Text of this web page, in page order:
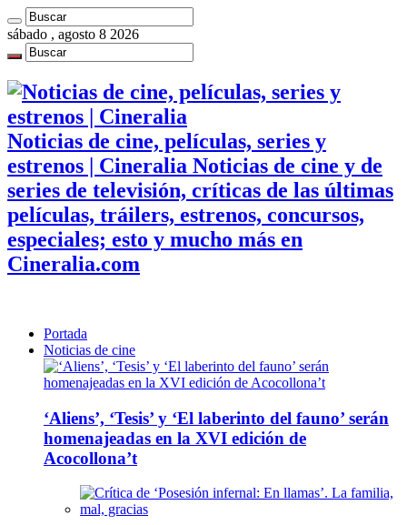
sábado , agosto 8 2026
Noticias de cine, películas, series y
estrenos | Cineralia Noticias de cine y de
series de televisión, críticas de las últimas
películas, tráilers, estrenos, concursos,
especiales; esto y mucho más en
Cineralia.com
Portada
Noticias de cine
‘Aliens’, ‘Tesis’ y ‘El laberinto del fauno’ serán
homenajeadas en la XVI edición de
Acocollona’t